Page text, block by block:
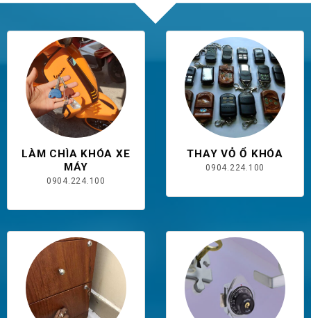
LÀM CHÌA KHÓA XE
MÁY
0904.224.100
THAY VỎ Ổ KHÓA
0904.224.100